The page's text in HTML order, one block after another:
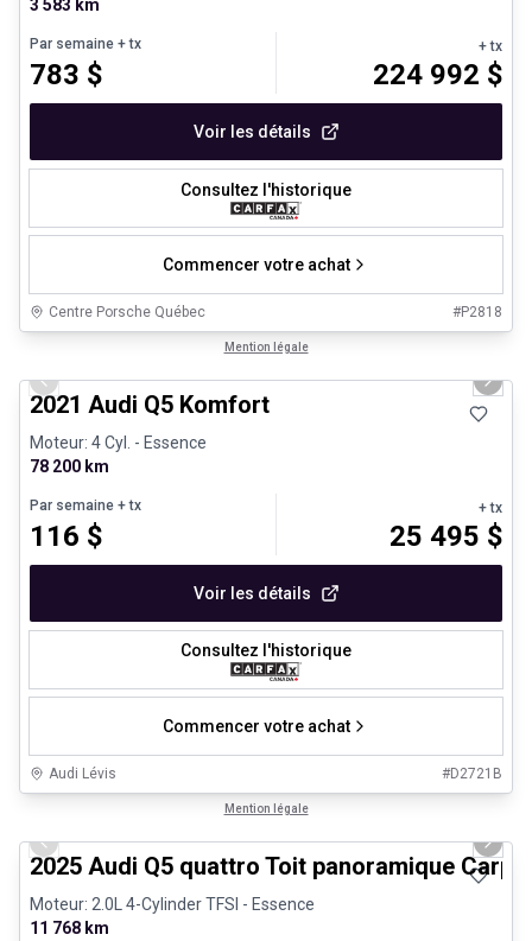
3 583 km
Par semaine + tx
783 $
+ tx
224 992 $
Voir les détails
Consultez l'historique
Commencer votre achat
Centre Porsche Québec #P2818
Mention légale
Previous slide Next
2021 Audi Q5 Komfort
Moteur: 4 Cyl. - Essence
78 200 km
Par semaine + tx
116 $
+ tx
25 495 $
Voir les détails
Consultez l'historique
Commencer votre achat
Audi Lévis #D2721B
Mention légale
Véhicules d'occasion certifiés
Previous slide Next
2025 Audi Q5 quattro Toit panoramique
Moteur: 2.0L 4-Cylinder TFSI - Essence
11 768 km